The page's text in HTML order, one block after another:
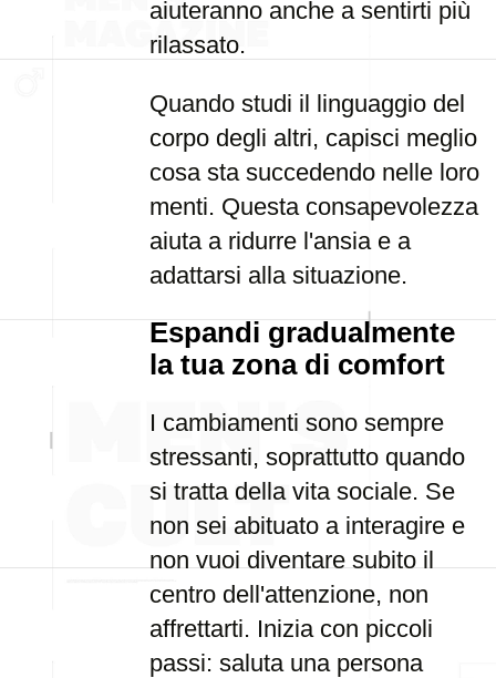
aiuteranno anche a sentirti più
rilassato.
Quando studi il linguaggio del
corpo degli altri, capisci meglio
cosa sta succedendo nelle loro
menti. Questa consapevolezza
aiuta a ridurre l'ansia e a
adattarsi alla situazione.
Espandi gradualmente
la tua zona di comfort
I cambiamenti sono sempre
stressanti, soprattutto quando
si tratta della vita sociale. Se
non sei abituato a interagire e
non vuoi diventare subito il
centro dell'attenzione, non
affrettarti. Inizia con piccoli
passi: saluta una persona